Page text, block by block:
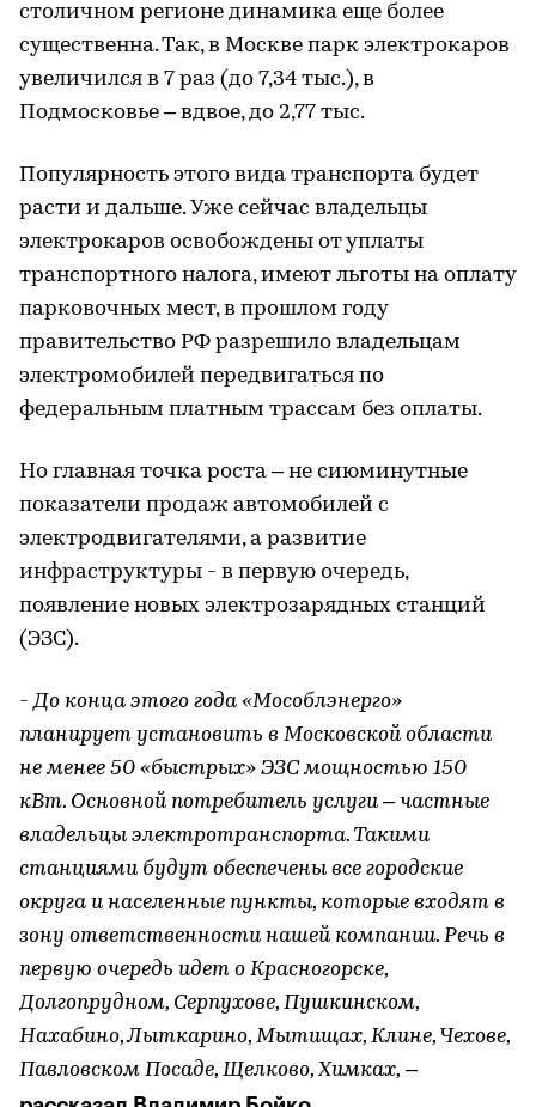
столичном регионе динамика еще более
существенна. Так, в Москве парк электрокаров
увеличился в 7 раз (до 7,34 тыс.), в
Подмосковье – вдвое, до 2,77 тыс.
Популярность этого вида транспорта будет
расти и дальше. Уже сейчас владельцы
электрокаров освобождены от уплаты
транспортного налога, имеют льготы на оплату
парковочных мест, в прошлом году
правительство РФ разрешило владельцам
электромобилей передвигаться по
федеральным платным трассам без оплаты.
Но главная точка роста – не сиюминутные
показатели продаж автомобилей с
электродвигателями, а развитие
инфраструктуры - в первую очередь,
появление новых электрозарядных станций
(ЭЗС).
- До конца этого года «Мособлэнерго»
планирует установить в Московской области
не менее 50 «быстрых» ЭЗС мощностью 150
кВт. Основной потребитель услуги – частные
владельцы электротранспорта. Такими
станциями будут обеспечены все городские
округа и населенные пункты, которые входят в
зону ответственности нашей компании. Речь в
первую очередь идет о Красногорске,
Долгопрудном, Серпухове, Пушкинском,
Нахабино, Лыткарино, Мытищах, Клине, Чехове,
Павловском Посаде, Щелково, Химках, –